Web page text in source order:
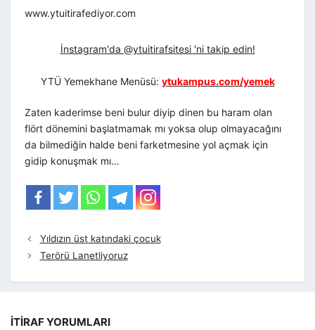
www.ytuitirafediyor.com
İnstagram'da @ytuitirafsitesi 'ni takip edin!
YTÜ Yemekhane Menüsü: ytukampus.com/yemek
Zaten kaderimse beni bulur diyip dinen bu haram olan
flört dönemini başlatmamak mı yoksa olup olmayacağını
da bilmediğin halde beni farketmesine yol açmak için
gidip konuşmak mı…
Yıldızın üst katındaki çocuk
Terörü Lanetliyoruz
İTIRAF YORUMLARI